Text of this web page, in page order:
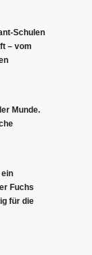
Schulen
– vom
Munde.
ein
Fuchs
für die